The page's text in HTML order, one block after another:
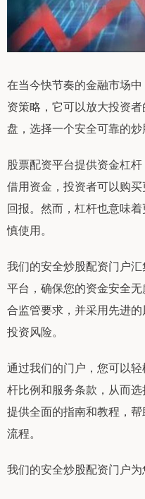
在当今快节奏的金融市场
资策略，它可以放大投资
盘，选择一个安全可靠的炒
股票配资平台提供资金杠
借用资金，投资者可以购
回报。然而，杠杆也意味
慎使用。
我们的安全炒股配资门户
平台，确保您的资金安全
合监管要求，并采用先进
投资风险。
通过我们的门户，您可以
杆比例和服务条款，从而
提供全面的指南和教程，
流程。
我们的安全炒股配资门户为